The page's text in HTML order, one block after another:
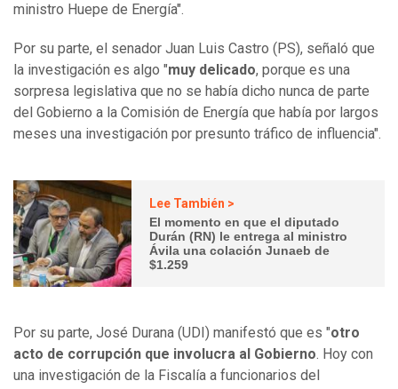
ministro Huepe de Energía".
Por su parte, el senador Juan Luis Castro (PS), señaló que
la investigación es algo "muy delicado, porque es una
sorpresa legislativa que no se había dicho nunca de parte
del Gobierno a la Comisión de Energía que había por largos
meses una investigación por presunto tráfico de influencia".
Lee También >
El momento en que el diputado
Durán (RN) le entrega al ministro
Ávila una colación Junaeb de
$1.259
Por su parte, José Durana (UDI) manifestó que es "otro
acto de corrupción que involucra al Gobierno. Hoy con
una investigación de la Fiscalía a funcionarios del